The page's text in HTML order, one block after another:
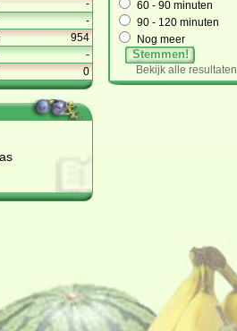
-
-
954
-
0
60 - 90 minuten
90 - 120 minuten
Nog meer
Stemmen!
Bekijk alle resultaten